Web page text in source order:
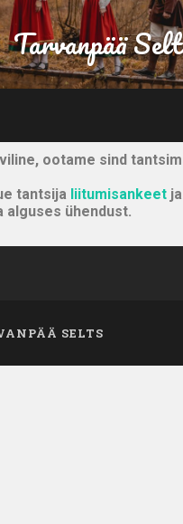
Tarvanpää
ootame sind
tantsija liitumisankeet
alguses ühendust.
SELTS